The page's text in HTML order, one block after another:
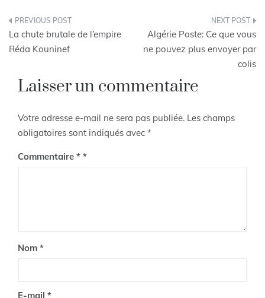
Navigation
de
La chute brutale de l’empire
Réda Kouninef
Algérie Poste: Ce que vous
ne pouvez plus envoyer par
colis
Laisser un commentaire
Votre adresse e-mail ne sera pas publiée. Les champs
obligatoires sont indiqués avec *
Commentaire *
Nom *
E-mail *